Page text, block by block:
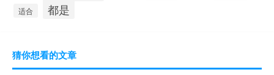
适合 都是
猜你想看的文章